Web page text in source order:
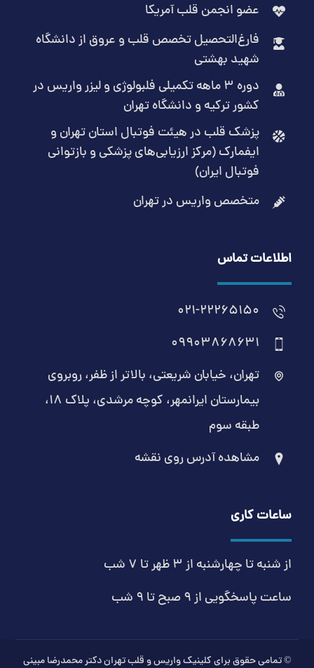
عضو انجمن قلب آمریکا
فارغ‌التحصیل تخصص قلب و عروق از دانشگاه
شهید بهشتی
دوره 3 ماهه تکمیلی فلبولوژی و لیزر واریس در
کشور ترکیه و دانشگاه تهران
پزشک قلب در هیئت فوتبال استان تهران و
ایفمارک (مرکز ارزیابی‌های پزشکی و بازتوانی
فوتبال ایران)
متخصص واریس در تهران
اطلاعات تماس
021-22265150
09903868631
تهران، خیابان شریعتی، بالاتر از ظفر، روبروی
بیمارستان ایرانمهر، کوچه مرشدی، پلاک ۱۸،
طبقه سوم
مشاهده آدرس روی نقشه
ساعات کاری
از شنبه تا چهارشنبه از 3 ظهر تا 7 شب
ساعت پاسخگویی از 9 صبح تا 9 شب
© تمامی حقوق برای کلینیک واریس و قلب تهران دکتر محمدرضا مبینی